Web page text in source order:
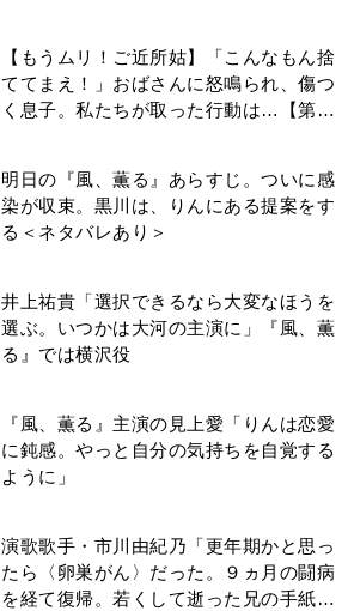
【もうムリ！ご近所姑】「こんなもん捨
ててまえ！」おばさんに怒鳴られ、傷つ
く息子。私たちが取った行動は…【第3
明日の『風、薫る』あらすじ。ついに感
染が収束。黒川は、りんにある提案をす
る＜ネタバレあり＞
井上祐貴「選択できるなら大変なほうを
選ぶ。いつかは大河の主演に」『風、薫
る』では横沢役
『風、薫る』主演の見上愛「りんは恋愛
に鈍感。やっと自分の気持ちを自覚する
ように」
演歌歌手・市川由紀乃「更年期かと思っ
たら〈卵巣がん〉だった。９ヵ月の闘病
を経て復帰。若くして逝った兄の手紙を